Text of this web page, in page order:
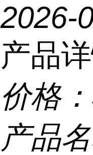
2026-
产品
价格：
产品